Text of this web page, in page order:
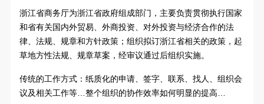
浙江省商务厅为浙江省政府组成部门，主要负责贯彻执行国家
和省有关国内外贸易、外商投资、对外投资与经济合作的法
律、法规、规章和方针政策；组织拟订浙江省相关的政策，起
草地方性法规、规章草案，经审议通过后组织实施。
传统的工作方式：纸质化的申请、签字、联系、找人、组织会
议及相关工作等…整个组织的协作效率如何明显的提高…